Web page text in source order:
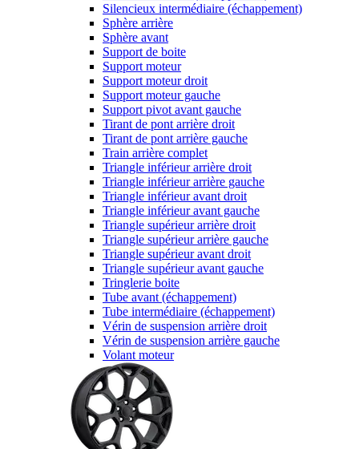
Silencieux intermédiaire (échappement)
Sphère arrière
Sphère avant
Support de boite
Support moteur
Support moteur droit
Support moteur gauche
Support pivot avant gauche
Tirant de pont arrière droit
Tirant de pont arrière gauche
Train arrière complet
Triangle inférieur arrière droit
Triangle inférieur arrière gauche
Triangle inférieur avant droit
Triangle inférieur avant gauche
Triangle supérieur arrière droit
Triangle supérieur arrière gauche
Triangle supérieur avant droit
Triangle supérieur avant gauche
Tringlerie boite
Tube avant (échappement)
Tube intermédiaire (échappement)
Vérin de suspension arrière droit
Vérin de suspension arrière gauche
Volant moteur